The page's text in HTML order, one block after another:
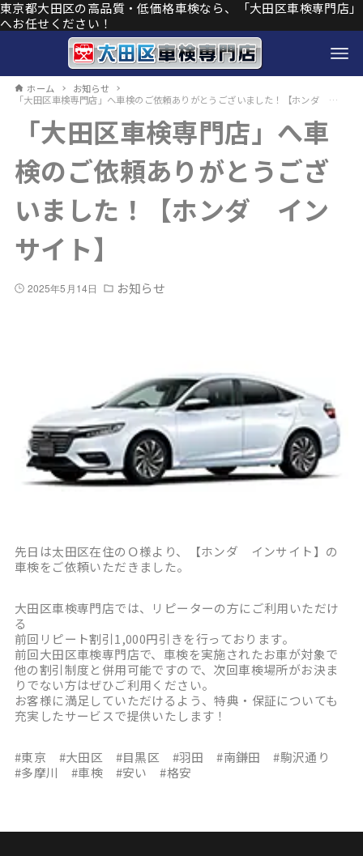
東京都大田区の高品質・低価格車検なら、「大田区車検専門店」
へお任せください！
ホーム
お知らせ
「大田区車検専門店」へ車検のご依頼ありがとうございました！【ホンダ インサイト】
「大田区車検専門店」へ車
検のご依頼ありがとうござ
いました！【ホンダ イン
サイト】
2025年5月14日 お知らせ
先日は太田区在住のＯ様より、【ホンダ インサイト】の
車検をご依頼いただきました。
大田区車検専門店では、リピーターの方にご利用いただけ
る
前回リピート割引1,000円引きを行っております。
前回大田区車検専門店で、車検を実施されたお車が対象で
他の割引制度と併用可能ですので、次回車検場所がお決ま
りでない方はぜひご利用ください。
お客様に満足していただけるよう、特典・保証についても
充実したサービスで提供いたします！
#東京 #大田区 #目黒区 #羽田 #南鎌田 #駒沢通り
#多摩川 #車検 #安い #格安